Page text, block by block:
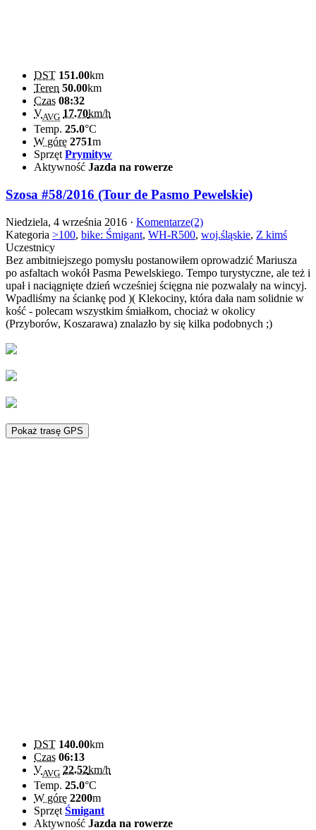
DST 151.00km
Teren 50.00km
Czas 08:32
VAVG 17.70km/h
Temp. 25.0°C
W górę 2751m
Sprzęt Prymityw
Aktywność Jazda na rowerze
Szosa #58/2016 (Tour de Pasmo Pewelskie)
Niedziela, 4 września 2016 · Komentarze(2)
Kategoria >100, bike: Śmigant, WH-R500, woj.śląskie, Z kimś
Uczestnicy
Bez ambitniejszego pomysłu postanowiłem oprowadzić Mariusza
po asfaltach wokół Pasma Pewelskiego. Tempo turystyczne, ale też i
upał i naciągnięte dzień wcześniej ścięgna nie pozwalały na wincyj.
Wpadliśmy na ściankę pod )( Klekociny, która dała nam solidnie w
kość - polecam wszystkim śmiałkom, chociaż w okolicy
(Przyborów, Koszarawa) znalazło by się kilka podobnych ;)
Pokaż trasę GPS
DST 140.00km
Czas 06:13
VAVG 22.52km/h
Temp. 25.0°C
W górę 2200m
Sprzęt Śmigant
Aktywność Jazda na rowerze